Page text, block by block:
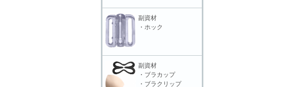
副資材
・ホック
副資材
・ブラカップ
・ブラクリップ